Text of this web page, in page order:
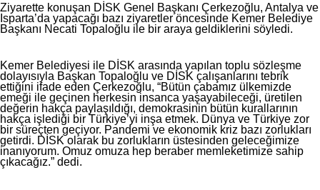
Ziyarette konuşan DİSK Genel Başkanı Çerkezoğlu, Antalya ve
Isparta’da yapacağı bazı ziyaretler öncesinde Kemer Belediye
Başkanı Necati Topaloğlu ile bir araya geldiklerini söyledi.
Kemer Belediyesi ile DİSK arasında yapılan toplu sözleşme
dolayısıyla Başkan Topaloğlu ve DİSK çalışanlarını tebrik
ettiğini ifade eden Çerkezoğlu, “Bütün çabamız ülkemizde
emeği ile geçinen herkesin insanca yaşayabileceği, üretilen
değerin hakça paylaşıldığı, demokrasinin bütün kurallarının
hakça işlediği bir Türkiye’yi inşa etmek. Dünya ve Türkiye zor
bir süreçten geçiyor. Pandemi ve ekonomik kriz bazı zorlukları
getirdi. DİSK olarak bu zorlukların üstesinden geleceğimize
inanıyorum. Omuz omuza hep beraber memleketimize sahip
çıkacağız.” dedi.